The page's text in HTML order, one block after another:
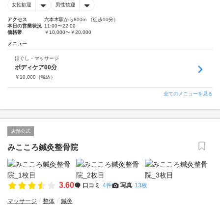
女性歓迎 男性歓迎
アクセス
六本木駅から800m （徒歩10分）
本日の営業状況 11:00〜22:00
価格帯
￥10,000〜￥20,000
メニュー
ほぐし・マッサージ
ボディケア60分
￥ 10,000 （税込）
全てのメニューを見る
店舗公式
みこころ鍼灸整骨院
3.60 口コミ 4件 写真 13枚
マッサージ 整体 鍼灸